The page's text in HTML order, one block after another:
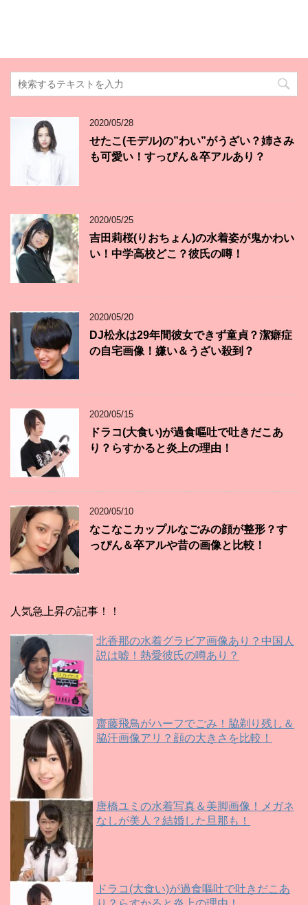
2020/05/28
せたこ(モデル)の”わい”がうざい？姉さみ
も可愛い！すっぴん＆卒アルあり？
2020/05/25
吉田莉桜(りおちょん)の水着姿が鬼かわい
い！中学高校どこ？彼氏の噂！
2020/05/20
DJ松永は29年間彼女できず童貞？潔癖症
の自宅画像！嫌い＆うざい殺到？
2020/05/15
ドラコ(大食い)が過食嘔吐で吐きだこあ
り？らすかると炎上の理由！
2020/05/10
なこなこカップルなごみの顔が整形？す
っぴん＆卒アルや昔の画像と比較！
人気急上昇の記事！！
北香那の水着グラビア画像あり？中国人
説は嘘！熱愛彼氏の噂あり？
齋藤飛鳥がハーフでごみ！脇剃り残し＆
脇汗画像アリ？顔の大きさを比較！
唐橋ユミの水着写真＆美脚画像！メガネ
なしが美人？結婚した旦那も！
ドラコ(大食い)が過食嘔吐で吐きだこあ